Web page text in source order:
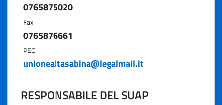
0765875020
Fax
0765876661
PEC
unionealtasabina@legalmail.it
RESPONSABILE DEL SUAP